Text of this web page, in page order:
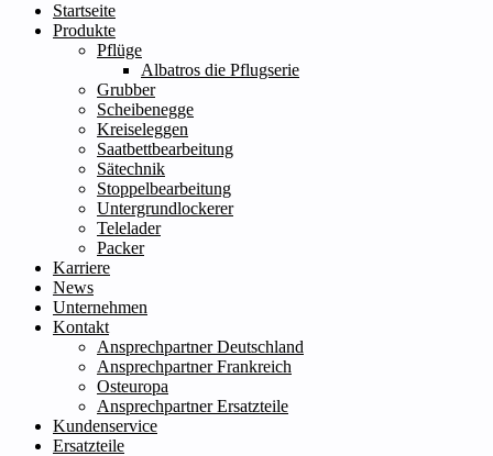
Startseite
Produkte
Pflüge
Albatros die Pflugserie
Grubber
Scheibenegge
Kreiseleggen
Saatbettbearbeitung
Sätechnik
Stoppelbearbeitung
Untergrundlockerer
Telelader
Packer
Karriere
News
Unternehmen
Kontakt
Ansprechpartner Deutschland
Ansprechpartner Frankreich
Osteuropa
Ansprechpartner Ersatzteile
Kundenservice
Ersatzteile